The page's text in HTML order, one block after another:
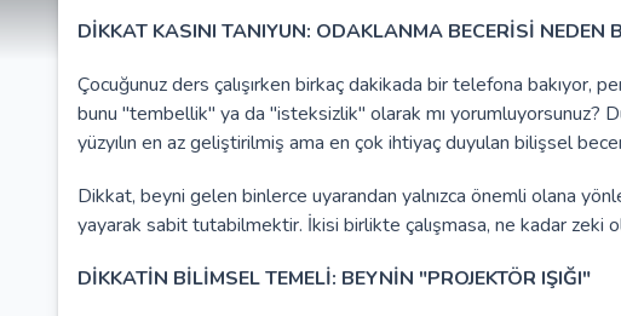
DİKKAT KASINI TANIYUN: ODAKLANMA BECERİSİ NEDEN
Çocuğunuz ders çalışırken birkaç dakikada bir telefona bakıyor,
bunu "tembellik" ya da "isteksizlik" olarak mı yorumluyorsunuz?
yüzyılın en az geliştirilmiş ama en çok ihtiyaç duyulan bilişsel
Dikkat, beyni gelen binlerce uyarandan yalnızca önemli olana
yayarak sabit tutabilmektir. İkisi birlikte çalışmasa, ne kadar zeki
DİKKATİN BİLİMSEL TEMELİ: BEYNİN "PROJEKTÖR IŞIĞI"